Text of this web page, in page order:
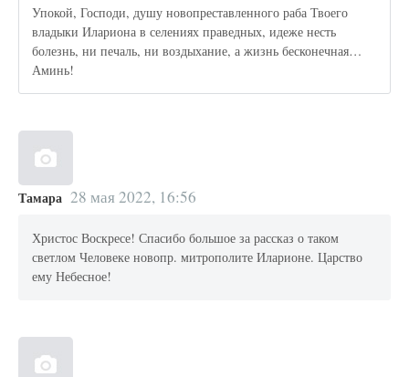
Упокой, Господи, душу новопреставленного раба Твоего
владыки Илариона в селениях праведных, идеже несть
болезнь, ни печаль, ни воздыхание, а жизнь бесконечная…
Аминь!
Тамара 28 мая 2022, 16:56
Христос Воскресе! Спасибо большое за рассказ о таком
светлом Человеке новопр. митрополите Иларионе. Царство
ему Небесное!